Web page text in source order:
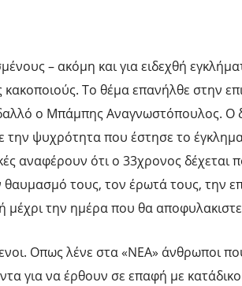
– ακόμη και για ειδεχθή
Το θέμα επανήλθε στην
ο Μπάμπης Αναγνωστόπουλος. Ο
ψυχρότητα που έστησε το
αναφέρουν ότι ο 33χρονος δέχεται
θαυμασμό τους, τον έρωτά τους, την
την ημέρα που θα
Οπως λένε στα «ΝΕΑ» άνθρωποι
για να έρθουν σε επαφή με